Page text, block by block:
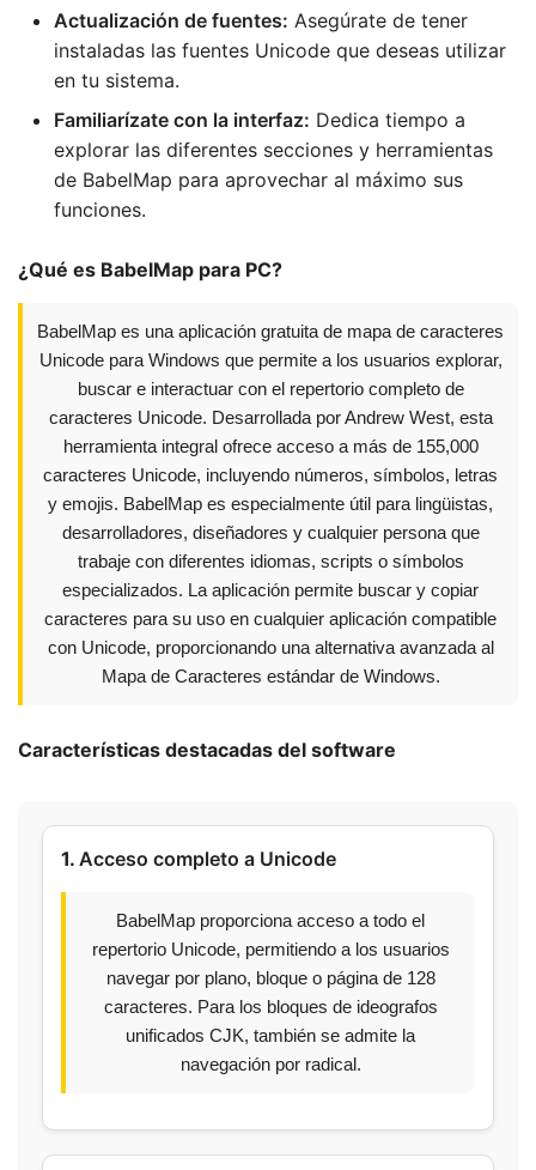
Actualización de fuentes: Asegúrate de tener
instaladas las fuentes Unicode que deseas utilizar
en tu sistema.
Familiarízate con la interfaz: Dedica tiempo a
explorar las diferentes secciones y herramientas
de BabelMap para aprovechar al máximo sus
funciones.
¿Qué es BabelMap para PC?
BabelMap es una aplicación gratuita de mapa de caracteres
Unicode para Windows que permite a los usuarios explorar,
buscar e interactuar con el repertorio completo de
caracteres Unicode. Desarrollada por Andrew West, esta
herramienta integral ofrece acceso a más de 155,000
caracteres Unicode, incluyendo números, símbolos, letras
y emojis. BabelMap es especialmente útil para lingüistas,
desarrolladores, diseñadores y cualquier persona que
trabaje con diferentes idiomas, scripts o símbolos
especializados. La aplicación permite buscar y copiar
caracteres para su uso en cualquier aplicación compatible
con Unicode, proporcionando una alternativa avanzada al
Mapa de Caracteres estándar de Windows.
Características destacadas del software
1. Acceso completo a Unicode
BabelMap proporciona acceso a todo el
repertorio Unicode, permitiendo a los usuarios
navegar por plano, bloque o página de 128
caracteres. Para los bloques de ideografos
unificados CJK, también se admite la
navegación por radical.